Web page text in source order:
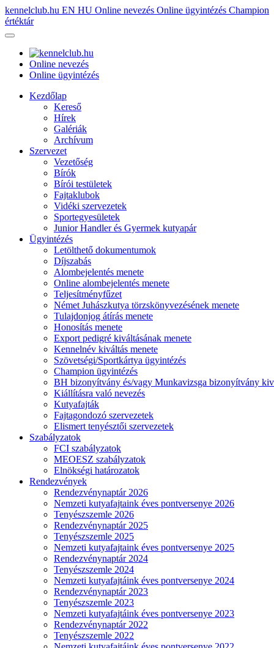
kennelclub.hu EN HU Online nevezés Online ügyintézés Champion
értéktár
Online nevezés
Online ügyintézés
Kezdőlap
Kereső
Hírek
Galériák
Archívum
Szervezet
Vezetőség
Bírók
Bírói testületek
Fajtaklubok
Vidéki szervezetek
Sportegyesületek
Junior Handler és Gyermek kutyapár
Ügyintézés
Letölthető dokumentumok
Díjszabás
Alombejelentés menete
Online alombejelentés menete
Teljesítményfűzet
Német Juhászkutya törzskönyvezésének menete
Tulajdonjog átírás menete
Honosítás menete
Export pedigré kiváltásának menete
Kennelnév kiváltás menete
Szövetségi/Sportkártya ügyintézés
Champion ügyintézés
BH bizonyítvány és/vagy Munkavizsga bizonyítvány
Kiállításra való nevezés
Kutyafajták
Fajtagondozó szervezetek
Elismert tenyésztői szervezetek
Szabályzatok
FCI szabályzatok
MEOESZ szabályzatok
Elnökségi határozatok
Rendezvények
Rendezvénynaptár 2026
Nemzeti kutyafajtaink éves pontversenye 2026
Tenyészszemle 2026
Rendezvénynaptár 2025
Tenyészszemle 2025
Nemzeti kutyafajtaink éves pontversenye 2025
Rendezvénynaptár 2024
Tenyészszemle 2024
Nemzeti kutyafajtáink éves pontversenye 2024
Rendezvénynaptár 2023
Tenyészszemle 2023
Nemzeti kutyafajtáink éves pontversenye 2023
Rendezvénynaptár 2022
Tenyészszemle 2022